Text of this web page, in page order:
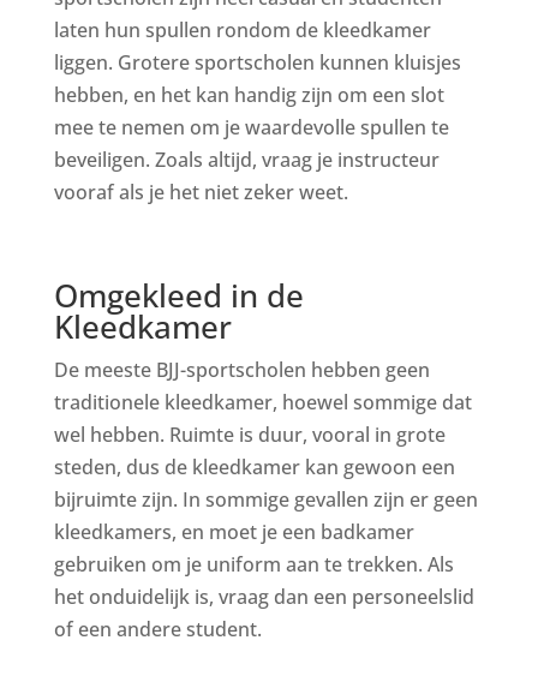
laten hun spullen rondom de kleedkamer
liggen. Grotere sportscholen kunnen kluisjes
hebben, en het kan handig zijn om een slot
mee te nemen om je waardevolle spullen te
beveiligen. Zoals altijd, vraag je instructeur
vooraf als je het niet zeker weet.
Omgekleed in de
Kleedkamer
De meeste BJJ-sportscholen hebben geen
traditionele kleedkamer, hoewel sommige dat
wel hebben. Ruimte is duur, vooral in grote
steden, dus de kleedkamer kan gewoon een
bijruimte zijn. In sommige gevallen zijn er geen
kleedkamers, en moet je een badkamer
gebruiken om je uniform aan te trekken. Als
het onduidelijk is, vraag dan een personeelslid
of een andere student.